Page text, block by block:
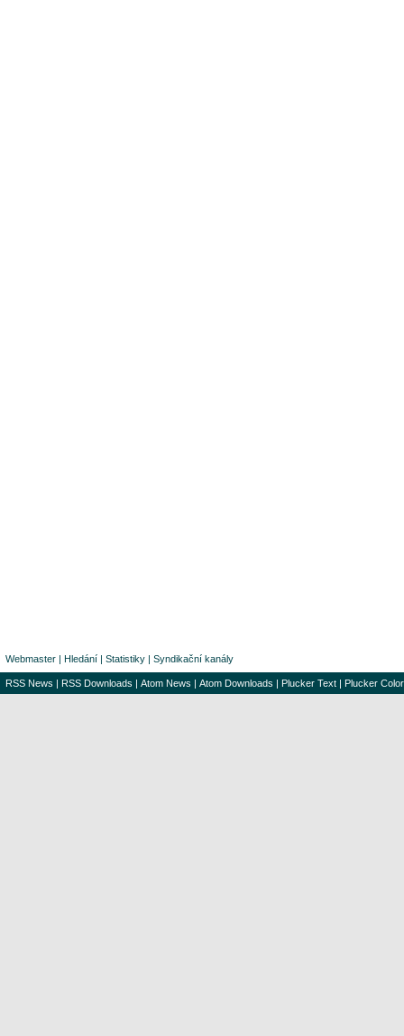
Webmaster | Hledání | Statistiky | Syndikační kanály
RSS News | RSS Downloads | Atom News | Atom Downloads | Plucker Text | Plucker Color